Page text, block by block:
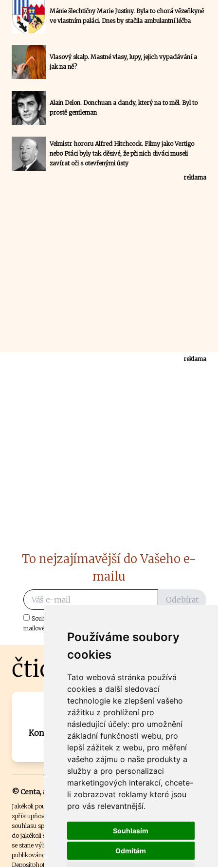
Používáme soubory
cookies
Tato webová stránka používá
cookies a další sledovací
technologie ke zlepšení vašeho
zážitku z prohlížení pro
následující účely: pro umožnění
základní funkčnosti webu, pro
lepší zážitek z webu, pro měření
vašeho zájmu o naše produkty a
služby a pro personalizaci
marketingových interakcí, chcete-
li zobrazovat reklamy které jsou
pro vás relevantnější.
Souhlasím
Odmítám
Mánie šlechtičny Marie Justiny. Byla to chorá vězeňkyně
ve vlastním paláci. Dnes by stačila ambulantní léčba
Vlasový skalp. Mastné vlasy, lupy, jejich vypadávání a
jak na ně?
Alain Delon. Donchuan a dandy, který na to měl. Byl to
prostě gentleman
Velmistr hororu Alfred Hitchcock. Filmy jako Vertigo
nebo Ptáci byly tak děsivé, že při nich diváci museli
zavírat oči s otevřenými ústy
reklama
reklama
To nejzajímavější do Vašeho e-
mailu
Odebírat
Souhlasím s odběrem důležitých zpráv ze ČtiDoma.cz do mé e-
mailové schránky.
čtidoma.cz
Máte zajímavou informaci? Chcete
spolupracovat?
Kontaktujte šéfredaktora Martina Chalupu:
chalupa@ctidoma.cz
© Centa, a.s.
Jakékoli použití obsahu včetně převzetí, šíření či dalšího užití a
zpřístupňování textových či obrazových materiálů bez písemného
souhlasu společnosti Centa,a.s. je zakázáno. Čtenář svým přihlášením
do jakékoli soutěže na našem webu dává souhlas s tím, že v případě, že
se stane výhercem této soutěže, může být jeho jméno na webu
publikováno. Centa, a.s. využívala licenci ČTK a využívá fotografie z
Depositphotos